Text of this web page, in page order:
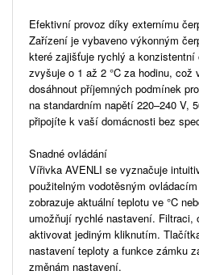
Efektivní provoz díky externímu
Zařízení je vybaveno výkonným
které zajišťuje rychlý a konzistentní
zvyšuje o 1 až 2 °C za hodinu, což
dosáhnout příjemných podmínek
na standardním napětí 220–240 V,
připojíte k vaší domácnosti bez
Snadné ovládání
Vířivka AVENLI se vyznačuje
použitelným vodotěsným
zobrazuje aktuální teplotu ve °C
umožňují rychlé nastavení. Filtraci,
aktivovat jediným kliknutím.
nastavení teploty a funkce zámku
změnám nastavení.